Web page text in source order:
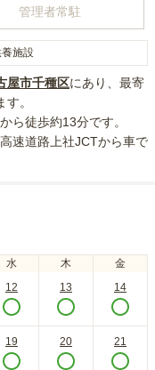
管理者常駐
施設
屋市千種区にあり
、最寄
す。
ら徒歩約13分です。
速道路上社JCTから車で
水 木 金
12 13 14
19 20 21